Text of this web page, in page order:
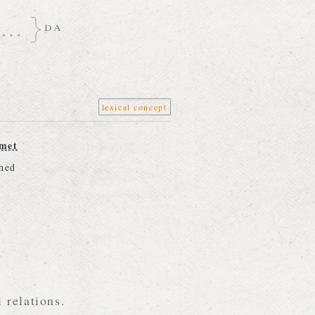
… da
lexical concept